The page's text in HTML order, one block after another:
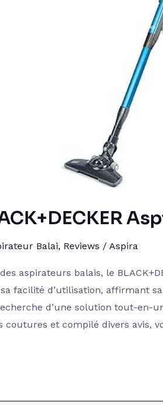
Balai, Reviews / Aspira
aspirateurs balais, le
facilité d’utilisation, affirmant
d’une solution tout-en-
coutures et compilé divers avis,